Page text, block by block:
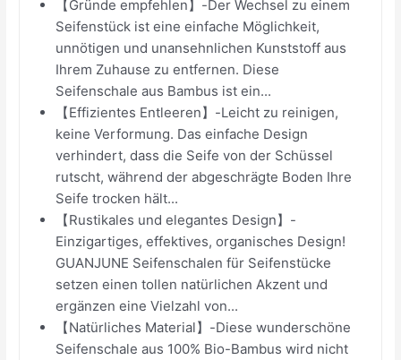
【Gründe empfehlen】-Der Wechsel zu einem
Seifenstück ist eine einfache Möglichkeit,
unnötigen und unansehnlichen Kunststoff aus
Ihrem Zuhause zu entfernen. Diese
Seifenschale aus Bambus ist ein...
【Effizientes Entleeren】-Leicht zu reinigen,
keine Verformung. Das einfache Design
verhindert, dass die Seife von der Schüssel
rutscht, während der abgeschrägte Boden Ihre
Seife trocken hält...
【Rustikales und elegantes Design】-
Einzigartiges, effektives, organisches Design!
GUANJUNE Seifenschalen für Seifenstücke
setzen einen tollen natürlichen Akzent und
ergänzen eine Vielzahl von...
【Natürliches Material】-Diese wunderschöne
Seifenschale aus 100% Bio-Bambus wird nicht